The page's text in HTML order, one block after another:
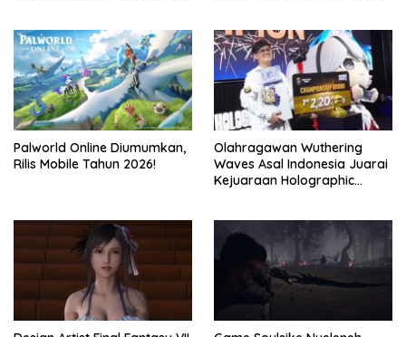
Palworld Online Diumumkan,
Rilis Mobile Tahun 2026!
Olahragawan Wuthering
Waves Asal Indonesia Juarai
Kejuaraan Holographic